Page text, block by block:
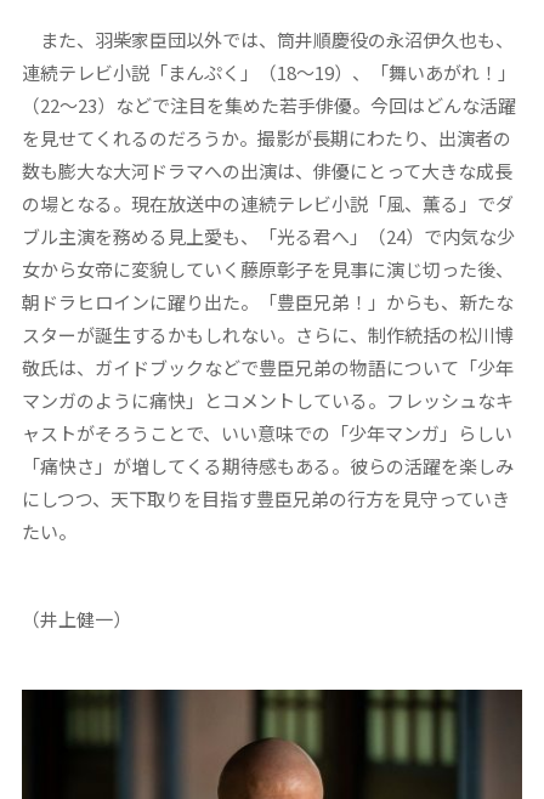
また、羽柴家臣団以外では、筒井順慶役の永沼伊久也も、
連続テレビ小説「まんぷく」（18～19）、「舞いあがれ！」
（22～23）などで注目を集めた若手俳優。今回はどんな活躍
を見せてくれるのだろうか。撮影が長期にわたり、出演者の
数も膨大な大河ドラマへの出演は、俳優にとって大きな成長
の場となる。現在放送中の連続テレビ小説「風、薫る」でダ
ブル主演を務める見上愛も、「光る君へ」（24）で内気な少
女から女帝に変貌していく藤原彰子を見事に演じ切った後、
朝ドラヒロインに躍り出た。「豊臣兄弟！」からも、新たな
スターが誕生するかもしれない。さらに、制作統括の松川博
敬氏は、ガイドブックなどで豊臣兄弟の物語について「少年
マンガのように痛快」とコメントしている。フレッシュなキ
ャストがそろうことで、いい意味での「少年マンガ」らしい
「痛快さ」が増してくる期待感もある。彼らの活躍を楽しみ
にしつつ、天下取りを目指す豊臣兄弟の行方を見守っていき
たい。
（井上健一）